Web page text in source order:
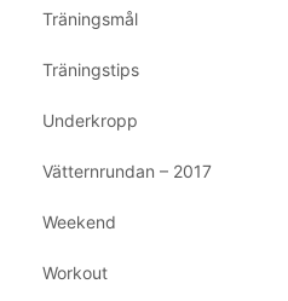
Träningsmål
Träningstips
Underkropp
Vätternrundan – 2017
Weekend
Workout